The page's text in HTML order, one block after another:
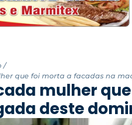
/
que foi morta a facadas na
mulher
deste